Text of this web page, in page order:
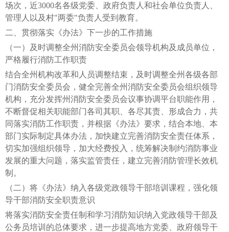
场次，近3000名各级党委、政府负责人和社会单位负责人、
管理人以及村"两委"负责人受到教育。
二、贯彻落实《办法》下一步的工作措施
（一）及时调整全州消防安全委员会领导机构及成员单位，
严格履行消防工作职责
结合全州机构改革和人员调整结束，及时调整全州各级各部
门消防安全委员会，健全完善全州消防安全委员会组织领导
机构，充分发挥州消防安全委员会议事协调平台职能作用，
不断督促相关职能部门各司其职、各尽其责、形成合力，共
同落实消防工作职责，并根据《办法》要求，结合本地、本
部门实际制定具体办法，加快建立完善消防安全责任体系，
切实加强组织领导，加大经费投入，统筹解决制约消防事业
发展的重大问题，落实监管责任，建立完善消防管理长效机
制。
（二）将《办法》纳入各级党政领导干部培训课程，强化领
导干部消防安全职责意识
将落实消防安全责任制和学习消防知识纳入党政领导干部及
公务员培训的总体要求，进一步提高地方党委、政府领导干